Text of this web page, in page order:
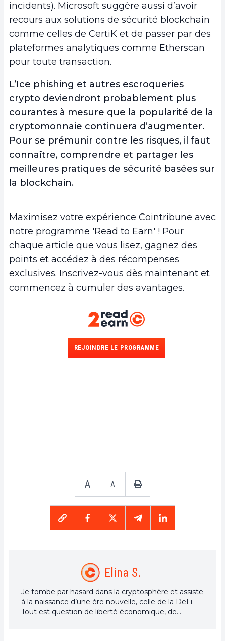
incidents). Microsoft suggère aussi d’avoir
recours aux solutions de sécurité blockchain
comme celles de CertiK et de passer par des
plateformes analytiques comme Etherscan
pour toute transaction.
L’Ice phishing et autres escroqueries
crypto deviendront probablement plus
courantes à mesure que la popularité de la
cryptomonnaie continuera d’augmenter.
Pour se prémunir contre les risques, il faut
connaître, comprendre et partager les
meilleures pratiques de sécurité basées sur
la blockchain.
Maximisez votre expérience Cointribune avec
notre programme 'Read to Earn' ! Pour
chaque article que vous lisez, gagnez des
points et accédez à des récompenses
exclusives. Inscrivez-vous dès maintenant et
commencez à cumuler des avantages.
REJOINDRE LE PROGRAMME
A A
Elina S.
Je tombe par hasard dans la cryptosphère et assiste
à la naissance d’une ère nouvelle, celle de la DeFi.
Tout est question de liberté économique, de